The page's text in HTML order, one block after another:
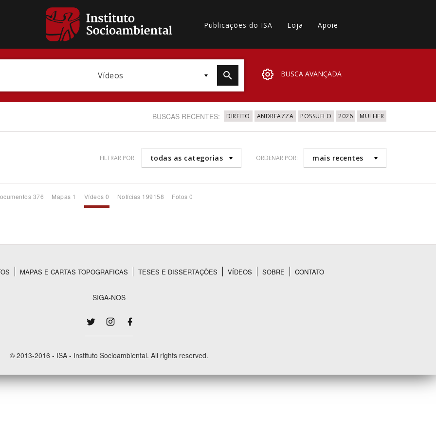
Publicações do ISA Loja Apoie
Vídeos BUSCA AVANÇADA
Área Protegida
BUSCAS RECENTES: DIREITO ANDREAZZA POSSUELO 2026 MULHER
FILTRAR POR: todas as categorias ORDENAR POR: mais recentes
376 Mapas 1 Vídeos 0 Notícias 199158 Fotos 0
MAPAS E CARTAS TOPOGRAFICAS TESES E DISSERTAÇÕES VÍDEOS SOBRE CONTATO
SIGA-NOS
© 2013-2016 - ISA - Instituto Socioambiental. All rights reserved.